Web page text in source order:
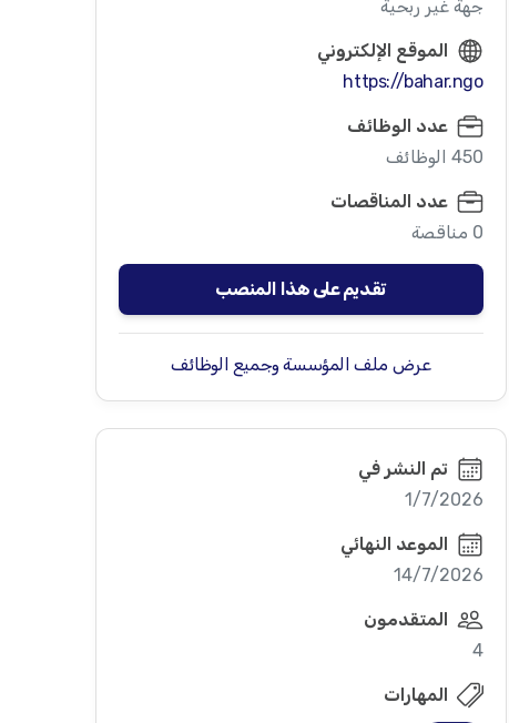
جهة غير ربحية
الموقع الإلكتروني
https://bahar.ngo
عدد الوظائف
450 الوظائف
عدد المناقصات
0 مناقصة
تقديم على هذا المنصب
عرض ملف المؤسسة وجميع الوظائف
تم النشر في
1/7/2026
الموعد النهائي
14/7/2026
المتقدمون
4
المهارات